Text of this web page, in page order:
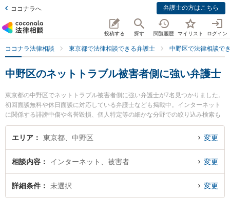
ココナラへ 弁護士の方はこちら
投稿する 探す 閲覧履歴 マイリスト ログイン
ココナラ法律相談 東京都で法律相談できる弁護士 中野区で法律相談で
中野区のネットトラブル被害者側に強い弁護士
東京都の中野区でネットトラブル被害者側に強い弁護士が7名見つかりました。
初回面談無料や休日面談に対応している弁護士なども掲載中。インターネット
に関係する誹謗中傷や名誉毀損、個人特定等の細かな分野での絞り込み検索も
でき便利です。特にエクリ総合法律事務所の髙橋 俊太弁護士や星雄介法律事務
所の星 雄介弁護士、吉口総合法律事務所の吉口 直希弁護士のプロフィール情報
トトラブル被害者側のトラブル解決の実績豊富な近くの弁護士を検索したい』
『初回相談無料でネットトラブル被害者側を法律相談できる中野区内の弁護士
に相談予約したい』などでお困りの相談者さんにおすすめです。
エリア 東京都、中野区 変更
相談内容 インターネット、被害者 変更
詳細条件 未選択 変更